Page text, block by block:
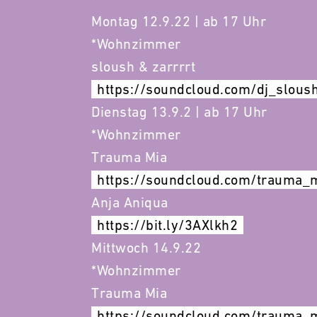
Montag 12.9.22 | ab 17 Uhr
*Wohnzimmer
sloush & zarrrrt
https://soundcloud.com/
Dienstag 13.9.2 | ab 17 Uhr
*Wohnzimmer
Trauma Mia
https://soundcloud.com/
Anja Aniqua
https://bit.ly/3AXlkh2
Mittwoch 14.9.22
*Wohnzimmer
Trauma Mia